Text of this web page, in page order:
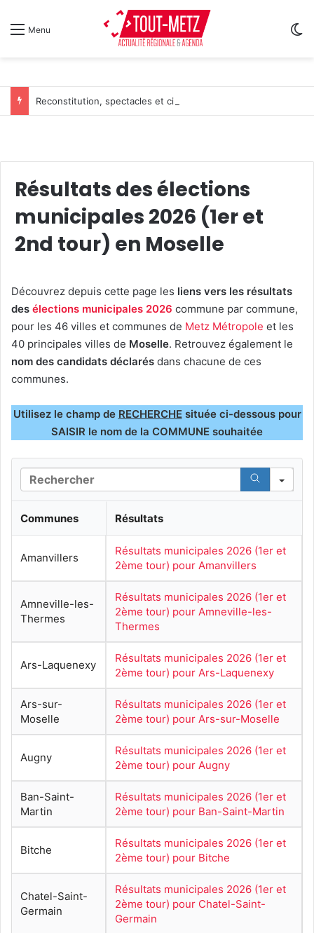
Menu
Résultats des élections
municipales 2026 (1er et
2nd tour) en Moselle
Découvrez depuis cette page les liens vers les résultats
des élections municipales 2026 commune par commune,
pour les 46 villes et communes de Metz Métropole et les
40 principales villes de Moselle. Retrouvez également le
nom des candidats déclarés dans chacune de ces
communes.
Utilisez le champ de RECHERCHEsituée ci-dessous pour
SAISIR le nom de la COMMUNE souhaitée
e
r
c
h
Communes Résultats
Amanvillers
Résultats municipales 2026 (1er et
2ème tour) pour Amanvillers
Amneville-les-
Thermes
Résultats municipales 2026 (1er et
2ème tour) pour Amneville-les-
Thermes
Ars-Laquenexy
Résultats municipales 2026 (1er et
2ème tour) pour Ars-Laquenexy
Ars-sur-
Moselle
Résultats municipales 2026 (1er et
2ème tour) pour Ars-sur-Moselle
Augny
Résultats municipales 2026 (1er et
2ème tour) pour Augny
Ban-Saint-
Martin
Résultats municipales 2026 (1er et
2ème tour) pour Ban-Saint-Martin
Bitche
Résultats municipales 2026 (1er et
2ème tour) pour Bitche
Chatel-Saint-
Germain
Résultats municipales 2026 (1er et
2ème tour) pour Chatel-Saint-
Germain